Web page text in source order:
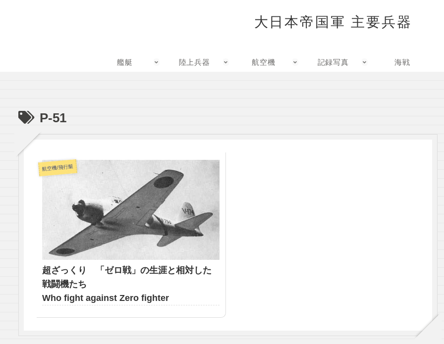
大日本帝国軍 主要兵器
艦艇 陸上兵器 航空機 記録写真 海戦
P-51
航空機/飛行艇
超ざっくり 「ゼロ戦」の生涯と相対した
戦闘機たち
Who fight against Zero fighter